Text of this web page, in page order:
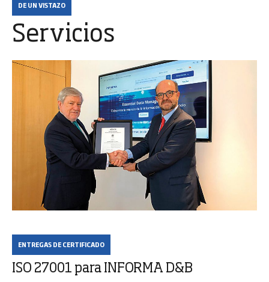
DE UN VISTAZO
Servicios
ENTREGAS DE CERTIFICADO
ISO 27001 para INFORMA D&B